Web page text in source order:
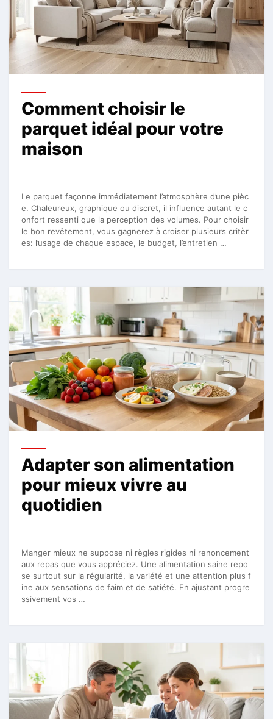
Comment choisir le
parquet idéal pour votre
maison
Le parquet façonne immédiatement l’atmosphère d’une pièc
e. Chaleureux, graphique ou discret, il influence autant le c
onfort ressenti que la perception des volumes. Pour choisir
le bon revêtement, vous gagnerez à croiser plusieurs critèr
es: l’usage de chaque espace, le budget, l’entretien …
Adapter son alimentation
pour mieux vivre au
quotidien
Manger mieux ne suppose ni règles rigides ni renoncement
aux repas que vous appréciez. Une alimentation saine repo
se surtout sur la régularité, la variété et une attention plus f
ine aux sensations de faim et de satiété. En ajustant progre
ssivement vos …